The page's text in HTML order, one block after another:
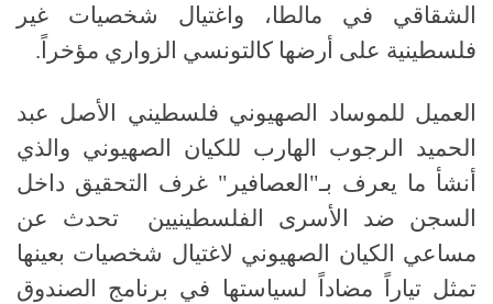
الشقاقي في مالطا، واغتيال شخصيات غير
فلسطينية على أرضها كالتونسي الزواري مؤخراً.
العميل للموساد الصهيوني فلسطيني الأصل عبد
الحميد الرجوب الهارب للكيان الصهيوني والذي
أنشأ ما يعرف بـ"العصافير" غرف التحقيق داخل
السجن ضد الأسرى الفلسطينيين تحدث عن
مساعي الكيان الصهيوني لاغتيال شخصيات بعينها
تمثل تياراً مضاداً لسياستها في برنامج الصندوق